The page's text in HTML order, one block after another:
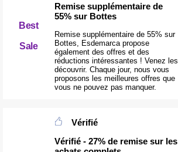
Best
Sale
Remise supplémentaire de
55% sur Bottes
Remise supplémentaire de 55% sur
Bottes, Esdemarca propose
également des offres et des
réductions intéressantes ! Venez les
découvrir. Chaque jour, nous vous
proposons les meilleures offres que
vous ne pouvez pas manquer.
Vérifié
Vérifié - 27% de remise sur les